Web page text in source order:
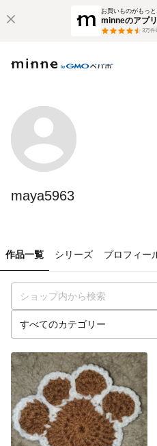
お買いものがもっ
minneのアプリ
3万件
maya5963
作品一覧 シリーズ プロフィー